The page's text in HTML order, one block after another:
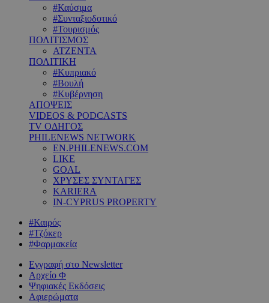
#Καύσιμα
#Συνταξιοδοτικό
#Τουρισμός
ΠΟΛΙΤΙΣΜΟΣ
ΑΤΖΕΝΤΑ
ΠΟΛΙΤΙΚΗ
#Κυπριακό
#Βουλή
#Κυβέρνηση
ΑΠΟΨΕΙΣ
VIDEOS & PODCASTS
TV ΟΔΗΓΟΣ
PHILENEWS NETWORK
EN.PHILENEWS.COM
LIKE
GOAL
ΧΡΥΣΕΣ ΣΥΝΤΑΓΕΣ
KARIERA
IN-CYPRUS PROPERTY
#Καιρός
#Τζόκερ
#Φαρμακεία
Εγγραφή στο Newsletter
Αρχείο Φ
Ψηφιακές Εκδόσεις
Αφιερώματα